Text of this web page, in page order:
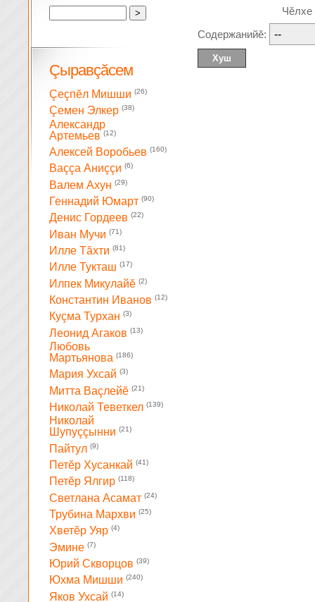
Содержанийĕ:
Çыравçăсем
Çеçпĕл Мишши (26)
Çемен Элкер (38)
Александр
Артемьев (12)
Алексей Воробьев (160)
Ваççа Аниççи (6)
Валем Ахун (29)
Геннадий Юмарт (90)
Денис Гордеев (22)
Иван Мучи (71)
Илле Тăхти (81)
Илле Тукташ (17)
Илпек Микулайĕ (2)
Константин Иванов (12)
Куçма Турхан (3)
Леонид Агаков (13)
Любовь
Мартьянова (186)
Мария Ухсай (3)
Митта Ваçлейĕ (21)
Николай Теветкел (139)
Николай
Шупуççынни (21)
Пайтул (9)
Петĕр Хусанкай (41)
Петĕр Ялгир (118)
Светлана Асамат (24)
Трубина Мархви (25)
Хветĕр Уяр (4)
Эмине (7)
Юрий Скворцов (39)
Юхма Мишши (240)
Яков Ухсай (14)